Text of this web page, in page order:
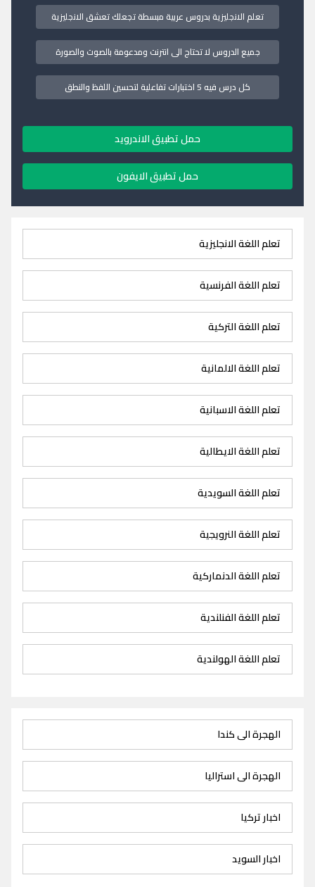
تعلم الانجليزية بدروس عربية مبسطة تجعلك تعشق الانجليزية
جميع الدروس لا تحتاج الى انترنت ومدعومة بالصوت والصورة
كل درس فيه 5 اختبارات تفاعلية لتحسين اللفظ والنطق
حمل تطبيق الاندرويد
حمل تطبيق الايفون
تعلم اللغة الانجليزية
تعلم اللغة الفرنسية
تعلم اللغة التركية
تعلم اللغة الالمانية
تعلم اللغة الاسبانية
تعلم اللغة الايطالية
تعلم اللغة السويدية
تعلم اللغة النرويجية
تعلم اللغة الدنماركية
تعلم اللغة الفنلندية
تعلم اللغة الهولندية
الهجرة الى كندا
الهجرة الى استراليا
اخبار تركيا
اخبار السويد